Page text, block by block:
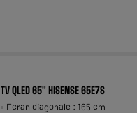
TV QLED 65" HISENSE 65E7S
Ecran diagonale : 165 cm